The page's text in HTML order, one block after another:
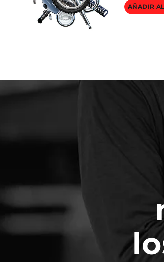
AÑADIR